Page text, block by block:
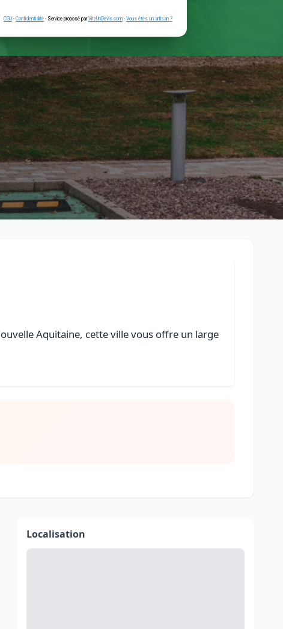
Je ne sais pas
Retour à la liste des métiers
Confidentialité - Service proposé par ViteUnDevis.com-
Aquitaine, cette ville vous offre un large
Localisation